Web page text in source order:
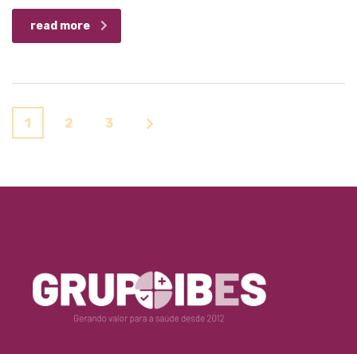
read more
1 2 3